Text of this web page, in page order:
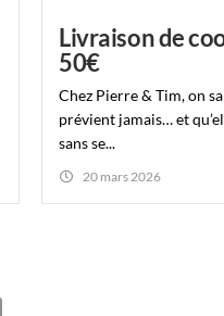
Livraison de
50€
Chez Pierre & Tim, on
prévient jamais… et
sans se...
20 mars 2026